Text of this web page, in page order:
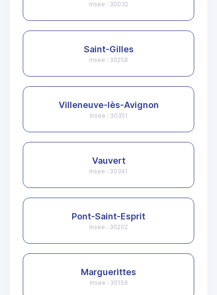
Insee : 30032
Saint-Gilles
Insee : 30258
Villeneuve-lès-Avignon
Insee : 30351
Vauvert
Insee : 30341
Pont-Saint-Esprit
Insee : 30202
Marguerittes
Insee : 30156